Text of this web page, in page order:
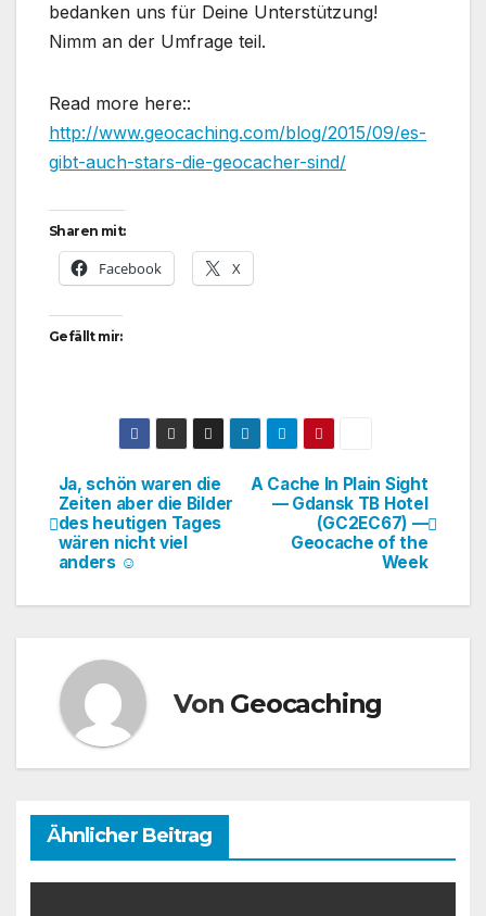
bedanken uns für Deine Unterstützung!
Nimm an der Umfrage teil.
Read more here::
http://www.geocaching.com/blog/2015/09/es-
gibt-auch-stars-die-geocacher-sind/
Sharen mit:
Facebook X
Gefällt mir:
Beitragsnavigation
A Cache In Plain Sight
— Gdansk TB Hotel
(GC2EC67) —
Geocache of the
Week
Ja, schön waren die
Zeiten aber die Bilder
des heutigen Tages
wären nicht viel
anders ☺
Von Geocaching
Ähnlicher Beitrag